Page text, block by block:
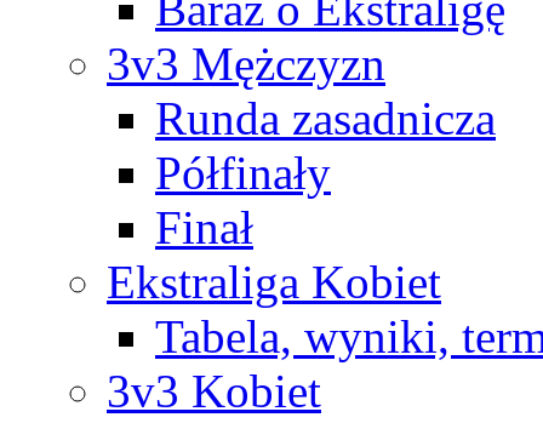
3v3 Mężczyzn
Runda zasadnicza
Półfinały
Finał
Ekstraliga Kobiet
Tabela, wyniki,
3v3 Kobiet